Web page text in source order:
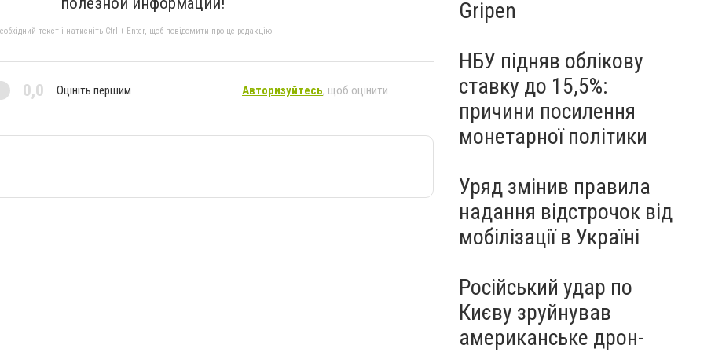
текст і натисніть Ctrl + Enter, щоб повідомити про це редакцію
0,0 Оцініть першим Авторизуйтесь, щоб оцінити
Gripen
НБУ підняв облікову
ставку до 15,5%:
причини посилення
монетарної політики
Уряд змінив правила
надання відстрочок від
мобілізації в Україні
Російський удар по
Києву зруйнував
американське дрон-